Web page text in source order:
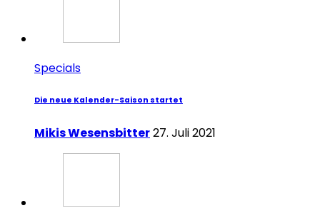
Specials
Die neue Kalender-Saison startet
Mikis Wesensbitter27. Juli 2021